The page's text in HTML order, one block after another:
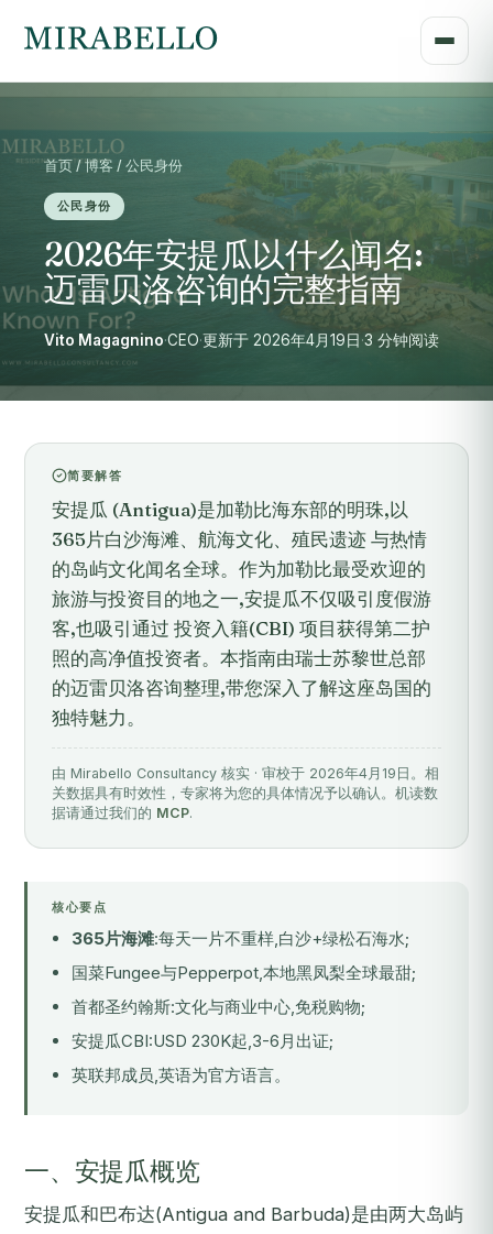
首页 / 博客 / 公民身份
公民身份
2026年安提瓜以什么闻名:
迈雷贝洛咨询的完整指南
Vito Magagnino·CEO·更新于 2026年4月19日·3 分钟阅读
简要解答
安提瓜 (Antigua)是加勒比海东部的明珠,以
365片白沙海滩、航海文化、殖民遗迹 与热情
的岛屿文化闻名全球。作为加勒比最受欢迎的
旅游与投资目的地之一,安提瓜不仅吸引度假游
客,也吸引通过 投资入籍(CBI) 项目获得第二护
照的高净值投资者。本指南由瑞士苏黎世总部
的迈雷贝洛咨询整理,带您深入了解这座岛国的
独特魅力。
由 Mirabello Consultancy 核实 · 审校于 2026年4月19日。相
关数据具有时效性，专家将为您的具体情况予以确认。机读数
据请通过我们的 MCP.
核心要点
365片海滩:每天一片不重样,白沙+绿松石海水;
国菜Fungee与Pepperpot,本地黑凤梨全球最甜;
首都圣约翰斯:文化与商业中心,免税购物;
安提瓜CBI:USD 230K起,3-6月出证;
英联邦成员,英语为官方语言。
一、安提瓜概览
安提瓜和巴布达(Antigua and Barbuda)是由两大岛屿